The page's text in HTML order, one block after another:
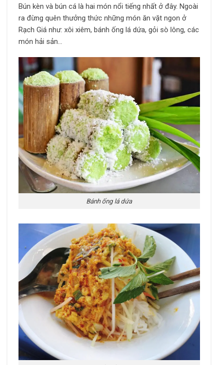
Bún kèn và bún cá là hai món nổi tiếng nhất ở đây. Ngoài
ra đừng quên thưởng thức những món ăn vặt ngon ở
Rạch Giá như: xôi xiêm, bánh ống lá dứa, gỏi sò lông, các
món hải sản…
Bánh ống lá dứa